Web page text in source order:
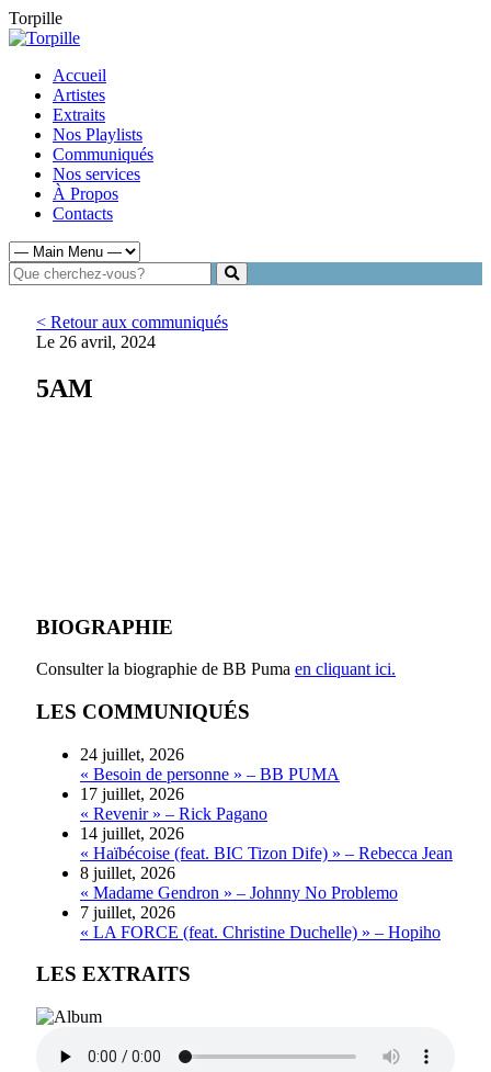
Torpille
Accueil
Artistes
Extraits
Nos Playlists
Communiqués
Nos services
À Propos
Contacts
< Retour aux communiqués
Le 26 avril, 2024
5AM
BIOGRAPHIE
Consulter la biographie de BB Puma en cliquant ici.
LES COMMUNIQUÉS
24 juillet, 2026
« Besoin de personne » – BB PUMA
17 juillet, 2026
« Revenir » – Rick Pagano
14 juillet, 2026
« Haïbécoise (feat. BIC Tizon Dife) » – Rebecca Jean
8 juillet, 2026
« Madame Gendron » – Johnny No Problemo
7 juillet, 2026
« LA FORCE (feat. Christine Duchelle) » – Hopiho
LES EXTRAITS